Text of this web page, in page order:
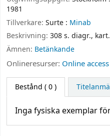
1981
Tillverkare: Surte : Minab
Beskrivning: 308 s. diagr.,
Ämnen: Betänkande
Onlineresurser: Online access
Bestånd ( 0 )
Inga fysiska exemplar